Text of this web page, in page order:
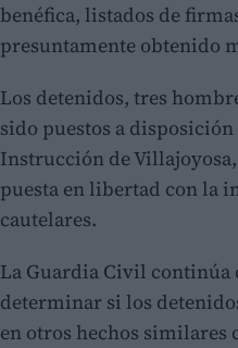
benéfica, listados de
presuntamente obtenido
Los detenidos, tres
sido puestos a disposición
Instrucción de
puesta en libertad con la
cautelares.
La Guardia Civil continúa
determinar si los
en otros hechos similares